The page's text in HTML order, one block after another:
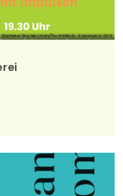
Bücherei Buchkirchen/Porträtfoto: Alexandra Grill